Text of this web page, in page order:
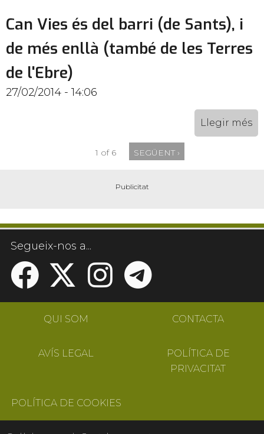
Can Vies és del barri (de Sants), i
de més enllà (també de les Terres
de l'Ebre)
27/02/2014 - 14:06
Llegir més
1 of 6 SEGÜENT ›
Segueix-nos a...
QUI SOM CONTACTA
AVÍS LEGAL
POLÍTICA DE
PRIVACITAT
POLÍTICA DE COOKIES